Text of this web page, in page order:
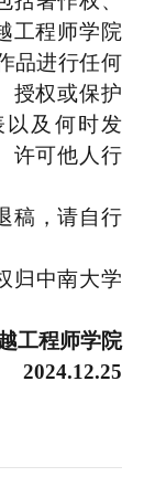
工程师学院
品进行任何
授权或保护
以及何时发
许可他人行
稿，请自行
归中南大学
工程师学院
2024.12.25